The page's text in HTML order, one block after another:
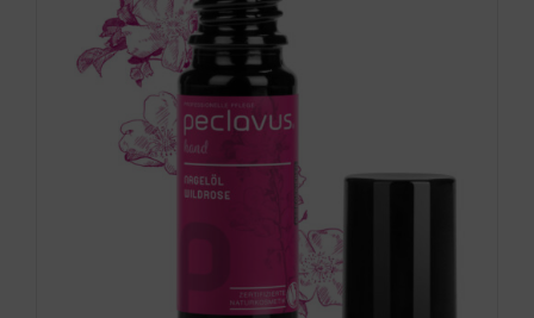
Valikuid
saab
tootelehel.